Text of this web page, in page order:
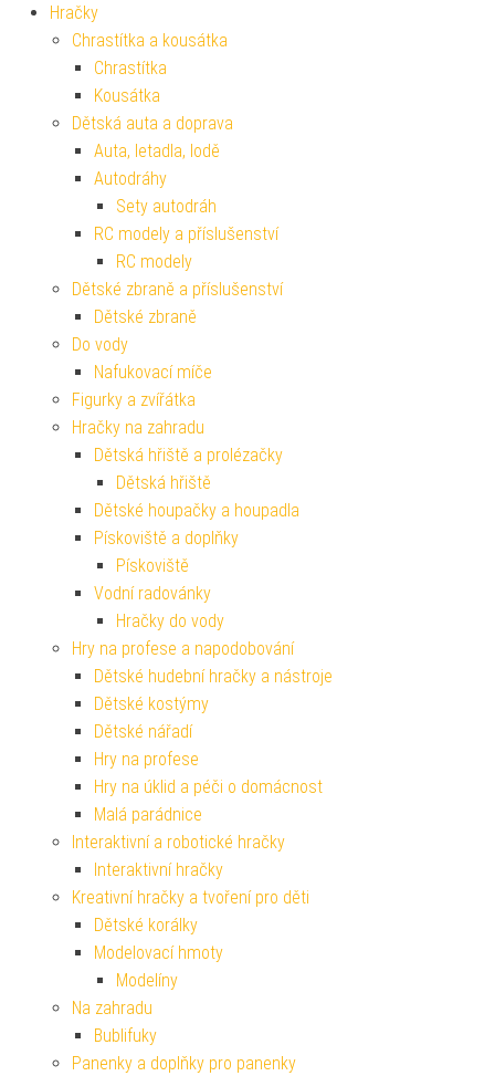
Hračky
Chrastítka a kousátka
Chrastítka
Kousátka
Dětská auta a doprava
Auta, letadla, lodě
Autodráhy
Sety autodráh
RC modely a příslušenství
RC modely
Dětské zbraně a příslušenství
Dětské zbraně
Do vody
Nafukovací míče
Figurky a zvířátka
Hračky na zahradu
Dětská hřiště a prolézačky
Dětská hřiště
Dětské houpačky a houpadla
Pískoviště a doplňky
Pískoviště
Vodní radovánky
Hračky do vody
Hry na profese a napodobování
Dětské hudební hračky a nástroje
Dětské kostýmy
Dětské nářadí
Hry na profese
Hry na úklid a péči o domácnost
Malá parádnice
Interaktivní a robotické hračky
Interaktivní hračky
Kreativní hračky a tvoření pro děti
Dětské korálky
Modelovací hmoty
Modelíny
Na zahradu
Bublifuky
Panenky a doplňky pro panenky